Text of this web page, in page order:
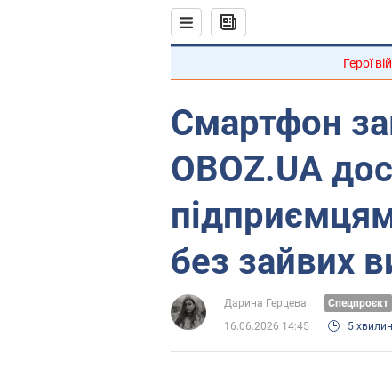
Герої
Смартфон
OBOZ.UA
без зайвих
Дарина Герцева Cпецпроєкт
16.06.2026 14:45
5 хвилин